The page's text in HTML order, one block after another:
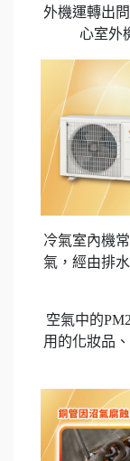
外機運轉出
心室外
冷氣室內機
氣，經由排
空氣中的
用的化妝品